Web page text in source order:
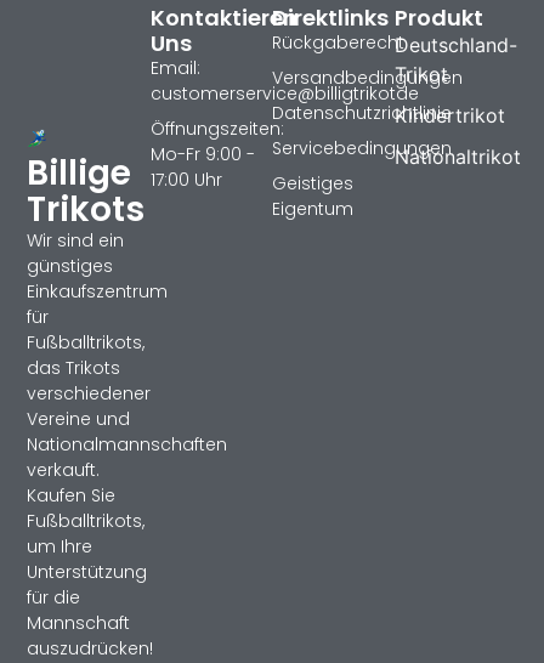
Billige
Trikots
Wir sind ein
günstiges
Einkaufszentrum
für
Fußballtrikots,
das Trikots
verschiedener
Vereine und
Nationalmannschaften
verkauft.
Kaufen Sie
Fußballtrikots,
um Ihre
Unterstützung
für die
Mannschaft
auszudrücken!
Produkt
Deutschland-
Trikot
Kindertrikot
Nationaltrikot
Direktlinks
Rückgaberecht
Versandbedingungen
Datenschutzrichtlinie
Servicebedingungen
Geistiges
Eigentum
Kontaktieren
Uns
Email:
customerservice@billigtrikotde
Öffnungszeiten:
Mo-Fr 9:00 -
17:00 Uhr